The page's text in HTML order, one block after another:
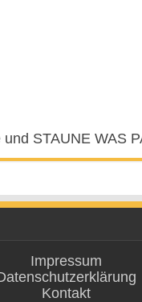
STAUNE WAS
Impressum
Kontakt